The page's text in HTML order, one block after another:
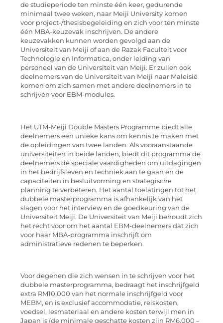
de studieperiode ten minste één keer, gedurende
minimaal twee weken, naar Meiji University komen
voor project-/thesisbegeleiding en zich voor ten minste
één MBA-keuzevak inschrijven. De andere
keuzevakken kunnen worden gevolgd aan de
Universiteit van Meiji of aan de Razak Faculteit voor
Technologie en Informatica, onder leiding van
personeel van de Universiteit van Meiji. Er zullen ook
deelnemers van de Universiteit van Meiji naar Maleisië
komen om zich samen met andere deelnemers in te
schrijven voor EBM-modules.
Het UTM-Meiji Double Masters Programme biedt alle
deelnemers een unieke kans om kennis te maken met
de opleidingen van twee landen. Als vooraanstaande
universiteiten in beide landen, biedt dit programma de
deelnemers de speciale vaardigheden om uitdagingen
in het bedrijfsleven en techniek aan te gaan en de
capaciteiten in besluitvorming en strategische
planning te verbeteren. Het aantal toelatingen tot het
dubbele masterprogramma is afhankelijk van het
slagen voor het interview en de goedkeuring van de
Universiteit Meiji. De Universiteit van Meiji behoudt zich
het recht voor om het aantal EBM-deelnemers dat zich
voor haar MBA-programma inschrijft om
administratieve redenen te beperken.
Voor degenen die zich wensen in te schrijven voor het
dubbele masterprogramma, bedraagt het inschrijfgeld
extra RM10,000 van het normale inschrijfgeld voor
MEBM, en is exclusief accommodatie, reiskosten,
voedsel, lesmateriaal en andere kosten terwijl men in
Japan is (de minimale geschatte kosten zijn RM6,000 –